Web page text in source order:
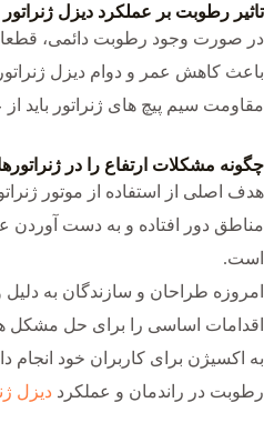
تاثیر رطوبت بر عملکرد دیزل ژنراتور
در صورت وجود رطوبت دائمی،
باعث کاهش عمر و دوام دیزل
مقاومت سیم پیچ های ژنراتور باید
چگونه مشکلات ارتفاع را در
هدف اصلی از استفاده از موتور
مناطق دور افتاده و به دست آوردن
است.
امروزه طراحان و سازندگان به دلیل
اقدامات اساسی را برای حل مشکل
به اکسیژن برای کاربران خود انجام
رطوبت در راندمان و عملکرد دیزل